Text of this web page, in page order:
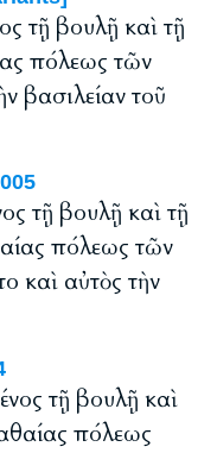
τῇ βουλῇ καὶ τῇ
πόλεως τῶν
βασιλείαν τοῦ
τῇ βουλῇ καὶ τῇ
πόλεως τῶν
καὶ αὐτὸς τὴν
τῇ βουλῇ καὶ
πόλεως